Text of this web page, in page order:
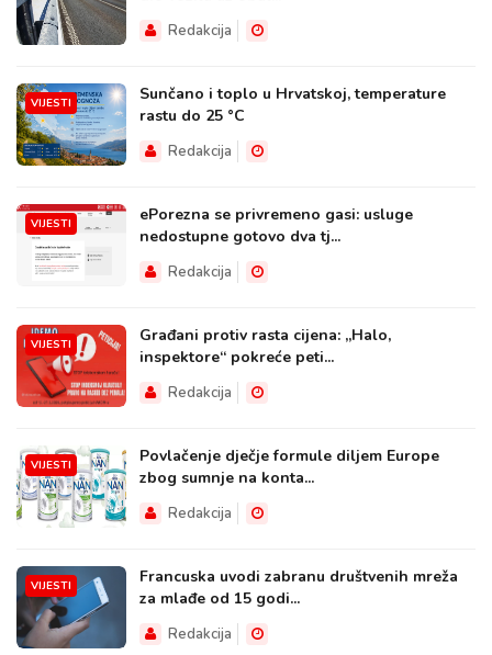
Redakcija
VIJESTI
Sunčano i toplo u Hrvatskoj, temperature
rastu do 25 °C
Redakcija
VIJESTI
ePorezna se privremeno gasi: usluge
nedostupne gotovo dva tj...
Redakcija
VIJESTI
Građani protiv rasta cijena: „Halo,
inspektore“ pokreće peti...
Redakcija
VIJESTI
Povlačenje dječje formule diljem Europe
zbog sumnje na konta...
Redakcija
VIJESTI
Francuska uvodi zabranu društvenih mreža
za mlađe od 15 godi...
Redakcija